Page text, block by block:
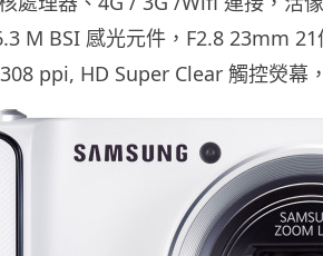
M BSI 感光元件，F2.8 23mm
ppi, HD Super Clear 觸控熒幕